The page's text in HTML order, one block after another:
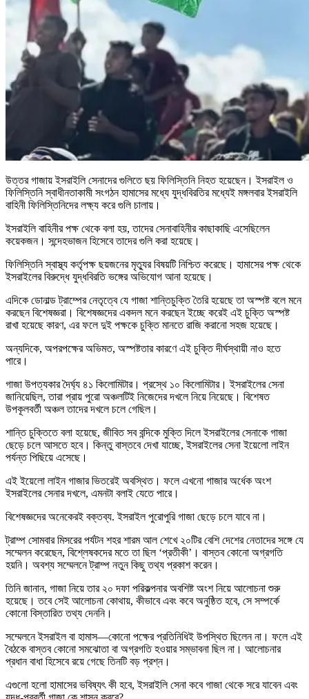
উত্তর গাজায় ইসরাইলি সেনাদের গুলিতে ছয় ফিলিস্তিনি নিহত হয়েছেন। ইসরাইল ও
ফিলিস্তিনি স্বাধীনতাকামী সংগঠন হামাসের মধ্যে যুদ্ধবিরতির মধ্যেই মঙ্গলবার ইসরাইলি
বাহিনী ফিলিস্তিনিদের লক্ষ্য করে গুলি চালায়।
ইসরাইলি বাহিনীর পক্ষ থেকে বলা হয়, তাদের সেনাবাহিনীর কাছাকাছি এসেছিলেন
কয়েকজন। সন্দেহভাজন হিসেবে তাদের গুলি করা হয়েছে।
ফিলিস্তিনি স্বাস্থ্য কর্তৃপক্ষ ছয়জনের মৃত্যুর বিষয়টি নিশ্চিত করেছে। হামাসের পক্ষ থেকে
ইসরাইলের বিরুদ্ধে যুদ্ধবিরতি ভঙ্গের অভিযোগ আনা হয়েছে।
এদিকে ডোনাল্ড ট্রাম্পের নেতৃত্বে যে গাজা শান্তিচুক্তি তৈরি হয়েছে তা অস্পষ্ট বলে মনে
করছেন বিশেষজ্ঞরা। বিশেষজ্ঞদের একদল মনে করছেন ইচ্ছে করেই এই চুক্তি অস্পষ্ট
রাখা হয়েছে কারণ, এর ফলে দুই পক্ষকে চুক্তি মানতে রাজি করানো সহজ হয়েছে।
অন্যদিকে, অপরপক্ষের অভিমত, অস্পষ্টতার কারণে এই চুক্তি দীর্ঘস্থায়ী নাও হতে
পারে।
গাজা উপত্যকার দৈর্ঘ্য ৪১ কিলোমিটার। প্রস্থে ১০ কিলোমিটার। ইসরাইলের সেনা
জানিয়েছিল, তারা প্রায় পুরো অঞ্চলটিই নিজেদের দখলে নিয়ে নিয়েছে। বিশেষত
উপকূলবর্তী অঞ্চল তাদের দখলে চলে গেছিল।
শান্তি চুক্তিতে বলা হয়েছে, জীবিত সব বন্দিকে মুক্তি দিলে ইসরাইলের সেনাকে গাজা
ছেড়ে চলে আসতে হবে। কিন্তু বাস্তবে দেখা যাচ্ছে, ইসরাইলের সেনা ইয়েলো লাইন
পর্যন্ত পিছিয়ে এসেছে।
এই ইয়েলো লাইন গাজার ভিতরেই অবস্থিত। ফলে এখনো গাজার অর্ধেক অংশ
ইসরাইলের সেনার দখলে, এমনটা বলাই যেতে পারে।
বিশেষজ্ঞদের অনেকেরই বক্তব্য. ইসরাইল পুরোপুরি গাজা ছেড়ে চলে যাবে না।
ট্রাম্প সোমবার মিসরের পর্যটন শহর শারম আল শেখে ২০টির বেশি দেশের নেতাদের সঙ্গে যে
সম্মেলন করেছেন, বিশ্লেষকদের মতে তা ছিল ‘প্রতীকী’। বাস্তব কোনো অগ্রগতি
হয়নি। অবশ্য সম্মেলনে ট্রাম্প নতুন কিছু তথ্য প্রকাশ করেন।
তিনি জানান, গাজা নিয়ে তার ২০ দফা পরিকল্পনার অবশিষ্ট অংশ নিয়ে আলোচনা শুরু
হয়েছে। তবে সেই আলোচনা কোথায়, কীভাবে এবং কবে অনুষ্ঠিত হবে, সে সম্পর্কে
কোনো বিস্তারিত তথ্য দেননি।
সম্মেলনে ইসরাইল বা হামাস—কোনো পক্ষের প্রতিনিধিই উপস্থিত ছিলেন না। ফলে এই
বৈঠকে বাস্তব কোনো সমঝোতা বা অগ্রগতি হওয়ার সম্ভাবনা ছিল না। আলোচনার
প্রধান বাধা হিসেবে রয়ে গেছে তিনটি বড় প্রশ্ন।
এগুলো হলো হামাসের ভবিষ্যৎ কী হবে, ইসরাইলি সেনা কবে গাজা থেকে সরে যাবেন এবং